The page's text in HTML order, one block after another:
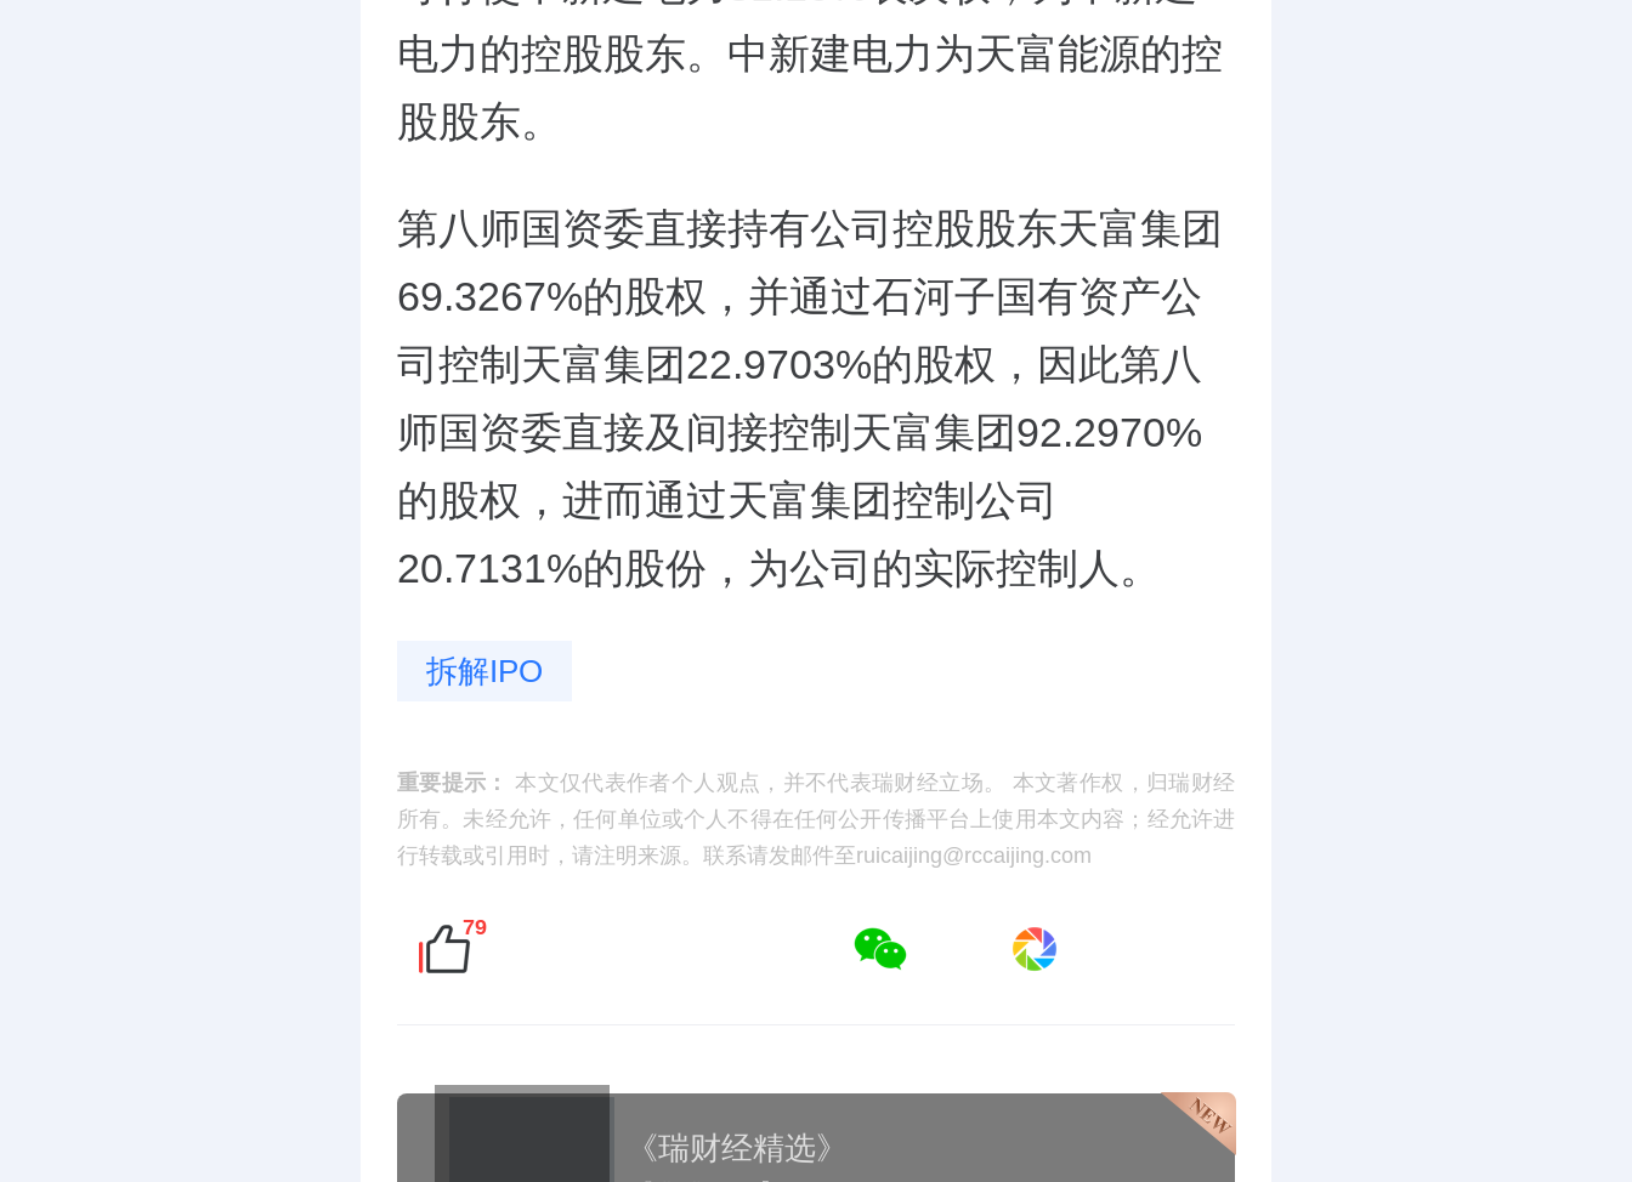
电力的控股股东。中新建电力为天富能源的控
股股东。
第八师国资委直接持有公司控股股东天富集团
69.3267%的股权，并通过石河子国有资产公
司控制天富集团22.9703%的股权，因此第八
师国资委直接及间接控制天富集团92.2970%
的股权，进而通过天富集团控制公司
20.7131%的股份，为公司的实际控制人。
拆解IPO
重要提示：
本文仅代表作者个人观点，并不代表瑞财经立场。 本文著作权，归瑞财经
所有。未经允许，任何单位或个人不得在任何公开传播平台上使用本文内容；经允许进
行转载或引用时，请注明来源。联系请发邮件至ruicaijing@rccaijing.com
79
《瑞财经精选》